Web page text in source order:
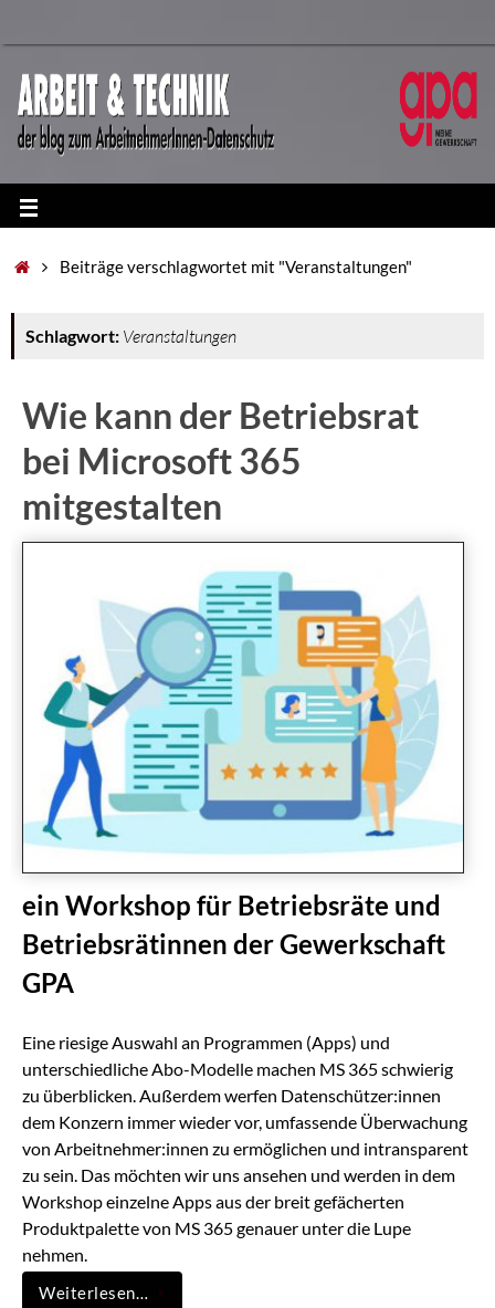
Beiträge verschlagwortet mit "Veranstaltungen"
Schlagwort: Veranstaltungen
Wie kann der Betriebsrat
bei Microsoft 365
mitgestalten
ein Workshop für Betriebsräte und
Betriebsrätinnen der Gewerkschaft
GPA
Eine riesige Auswahl an Programmen (Apps) und
unterschiedliche Abo-Modelle machen MS 365 schwierig
zu überblicken. Außerdem werfen Datenschützer:innen
dem Konzern immer wieder vor, umfassende Überwachung
von Arbeitnehmer:innen zu ermöglichen und intransparent
zu sein. Das möchten wir uns ansehen und werden in dem
Workshop einzelne Apps aus der breit gefächerten
Produktpalette von MS 365 genauer unter die Lupe
nehmen.
Weiterlesen…